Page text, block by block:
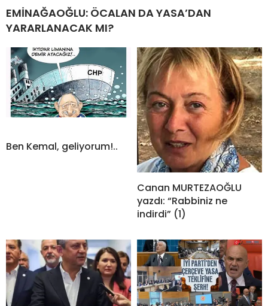
EMİNAĞAOĞLU: ÖCALAN DA YASA’DAN
YARARLANACAK MI?
Ben Kemal, geliyorum!..
Canan MURTEZAOĞLU
yazdı: “Rabbiniz ne
indirdi” (1)